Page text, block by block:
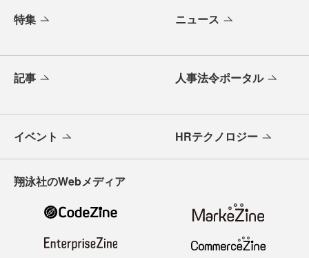
特集 ニュース
記事 人事法令ポータル
イベント HRテクノロジー
翔泳社のWebメディア